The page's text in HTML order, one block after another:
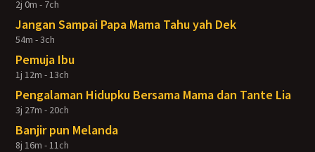
2j 0m - 7ch
Jangan Sampai Papa Mama Tahu yah Dek
54m - 3ch
Pemuja Ibu
1j 12m - 13ch
Pengalaman Hidupku Bersama Mama dan Tante Lia
3j 27m - 20ch
Banjir pun Melanda
8j 16m - 11ch